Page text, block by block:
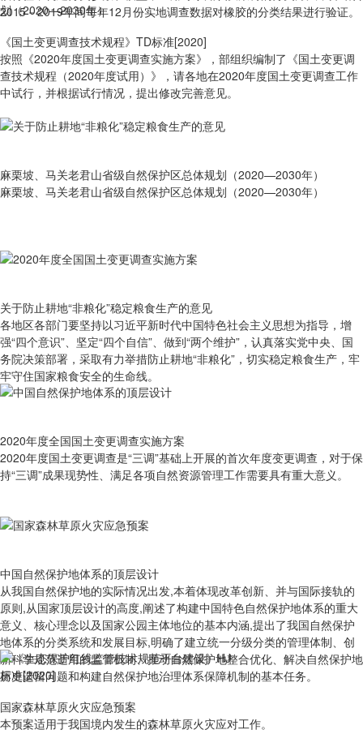
2015－2019年间每年12月份实地调查数据对橡胶的分类结果进行验证。
《国土变更调查技术规程》TD标准[2020]
按照《2020年度国土变更调查实施方案》，部组织编制了《国土变更调
查技术规程（2020年度试用）》，请各地在2020年度国土变更调查工作
中试行，并根据试行情况，提出修改完善意见。
麻栗坡、马关老君山省级自然保护区总体规划（2020—2030年）
麻栗坡、马关老君山省级自然保护区总体规划（2020—2030年）
关于防止耕地“非粮化”稳定粮食生产的意见
各地区各部门要坚持以习近平新时代中国特色社会主义思想为指导，增
强“四个意识”、坚定“四个自信”、做到“两个维护”，认真落实党中央、国
务院决策部署，采取有力举措防止耕地“非粮化”，切实稳定粮食生产，牢
牢守住国家粮食安全的生命线。
2020年度全国国土变更调查实施方案
2020年度国土变更调查是“三调”基础上开展的首次年度变更调查，对于保
持“三调”成果现势性、满足各项自然资源管理工作需要具有重大意义。
中国自然保护地体系的顶层设计
从我国自然保护地的实际情况出发,本着体现改革创新、并与国际接轨的
原则,从国家顶层设计的高度,阐述了构建中国特色自然保护地体系的重大
意义、核心理念以及国家公园主体地位的基本内涵,提出了我国自然保护
地体系的分类系统和发展目标,明确了建立统一分级分类的管理体制、创
新科学规范适用的监管机制、推动自然保护地整合优化、解决自然保护地
历史遗留问题和构建自然保护地治理体系保障机制的基本任务。
国家森林草原火灾应急预案
本预案适用于我国境内发生的森林草原火灾应对工作。